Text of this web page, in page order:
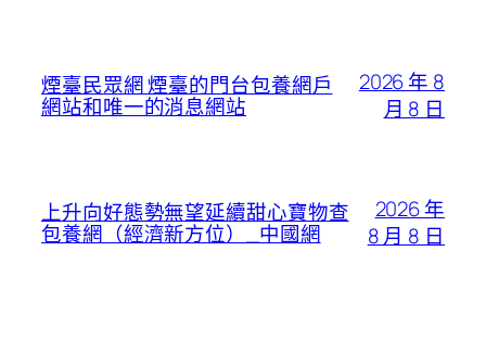
煙臺民眾網 煙臺的門台包養網戶
網站和唯一的消息網站
2026 年 8
月 8 日
上升向好態勢無望延續甜心寶物查
包養網（經濟新方位）_中國網
2026 年
8 月 8 日